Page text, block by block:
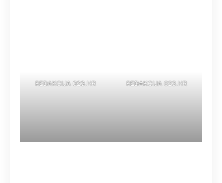
REDAKCIJA 023.HR REDAKCIJA 023.HR